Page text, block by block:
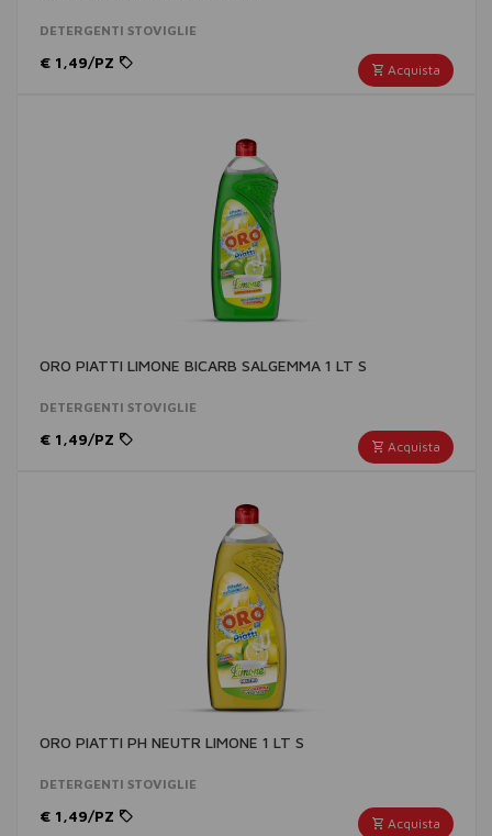
DETERGENTI STOVIGLIE
Acquista
€ 1,49/PZ
ORO PIATTI LIMONE BICARB SALGEMMA 1 LT S
DETERGENTI STOVIGLIE
Acquista
€ 1,49/PZ
ORO PIATTI PH NEUTR LIMONE 1 LT S
DETERGENTI STOVIGLIE
Acquista
€ 1,49/PZ